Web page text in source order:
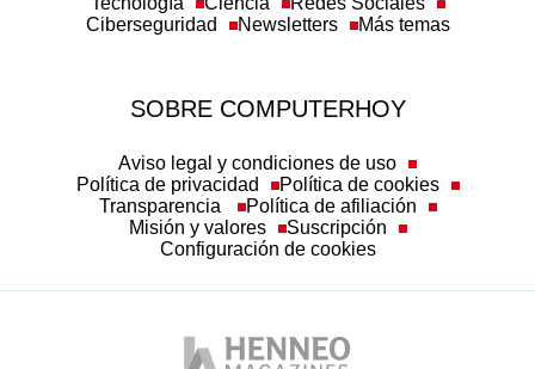
Ciberseguridad
Newsletters Más temas
SOBRE COMPUTERHOY
Aviso legal y condiciones de uso
Política de privacidad
Política de cookies
Transparencia
Política de afiliación
Misión y valores
Suscripción
Configuración de cookies